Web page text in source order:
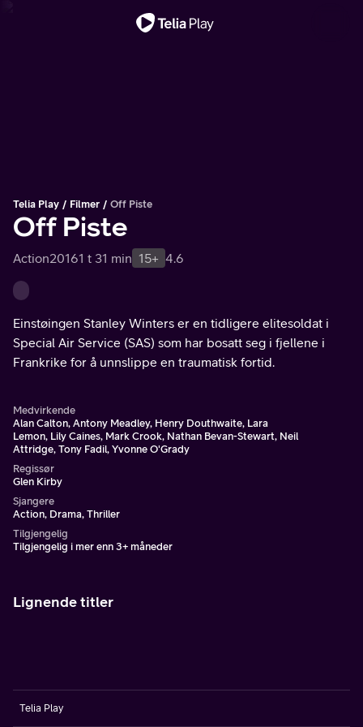
Telia Play Filmer Off Piste
Off Piste
Action20161 t 31 min 15+ 4.6
Einstøingen Stanley Winters er en tidligere elitesoldat i
Special Air Service (SAS) som har bosatt seg i fjellene i
Frankrike for å unnslippe en traumatisk fortid.
Medvirkende
Alan Calton, Antony Meadley, Henry Douthwaite, Lara
Lemon, Lily Caines, Mark Crook, Nathan Bevan-Stewart, Neil
Attridge, Tony Fadil, Yvonne O'Grady
Regissør
Glen Kirby
Sjangere
Action, Drama, Thriller
Tilgjengelig
Tilgjengelig i mer enn 3+ måneder
Lignende titler
Telia Play